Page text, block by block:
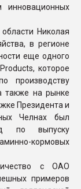
инновационных
Николая
в регионе
еще одного
которое
производству
также на рынке
Президента и
Челнах был
по выпуску
кормовых
с ОАО
примеров